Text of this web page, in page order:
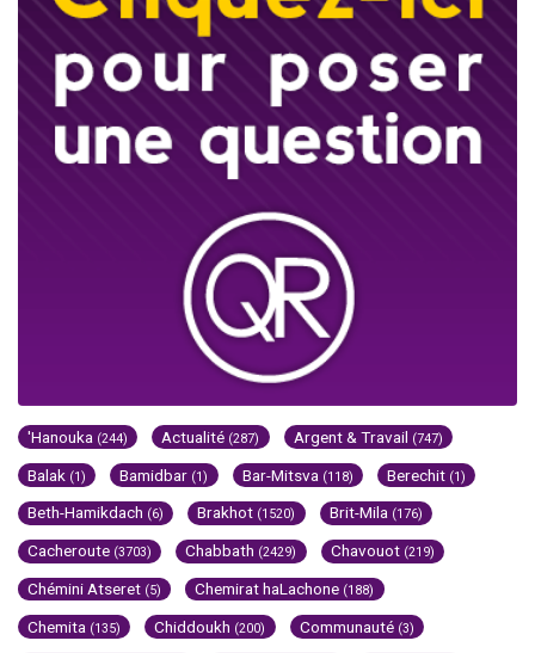
'Hanouka (244) Actualité (287) Argent & Travail (747)
Balak (1) Bamidbar (1) Bar-Mitsva (118) Berechit (1)
Beth-Hamikdach (6) Brakhot (1520) Brit-Mila (176)
Cacheroute (3703) Chabbath (2429) Chavouot (219)
Chémini Atseret (5) Chemirat haLachone (188)
Chemita (135) Chiddoukh (200) Communauté (3)